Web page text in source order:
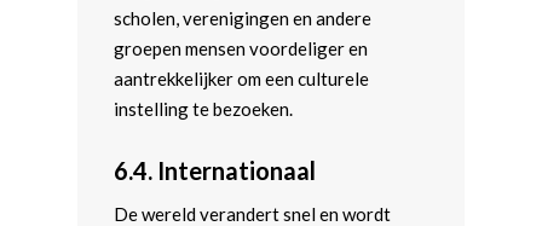
scholen, verenigingen en andere
groepen mensen voordeliger en
aantrekkelijker om een culturele
instelling te bezoeken.
6.4. Internationaal
De wereld verandert snel en wordt